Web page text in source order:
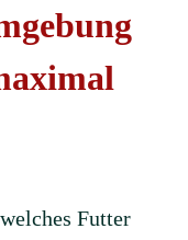
Futter